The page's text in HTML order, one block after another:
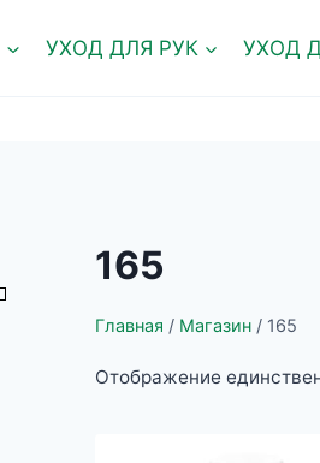
УХОД ДЛЯ РУК УХОД
165
Главная / Магазин / 165
Отображение